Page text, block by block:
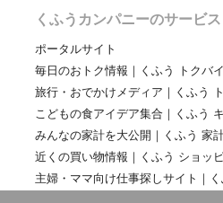
くふうカンパニーのサービス
ポータルサイト
毎日のおトク情報｜くふう トクバイ
旅行・おでかけメディア｜くふう
こどもの食アイデア集合｜くふう
みんなの家計を大公開｜くふう 家
近くの買い物情報｜くふう ショッ
主婦・ママ向け仕事探しサイト｜